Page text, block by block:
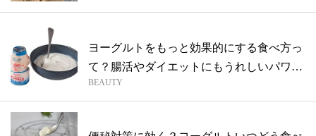
ヨーグルトをもっと効果的にする食べ方っ
て？腸活やダイエットにもうれしいパワー
を解...
BEAUTY